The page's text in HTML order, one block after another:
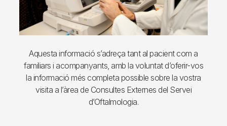
Aquesta informació s’adreça tant al pacient com a
familiars i acompanyants, amb la voluntat d’oferir-vos
la informació més completa possible sobre la vostra
visita a l’àrea de Consultes Externes del Servei
d’Oftalmologia.